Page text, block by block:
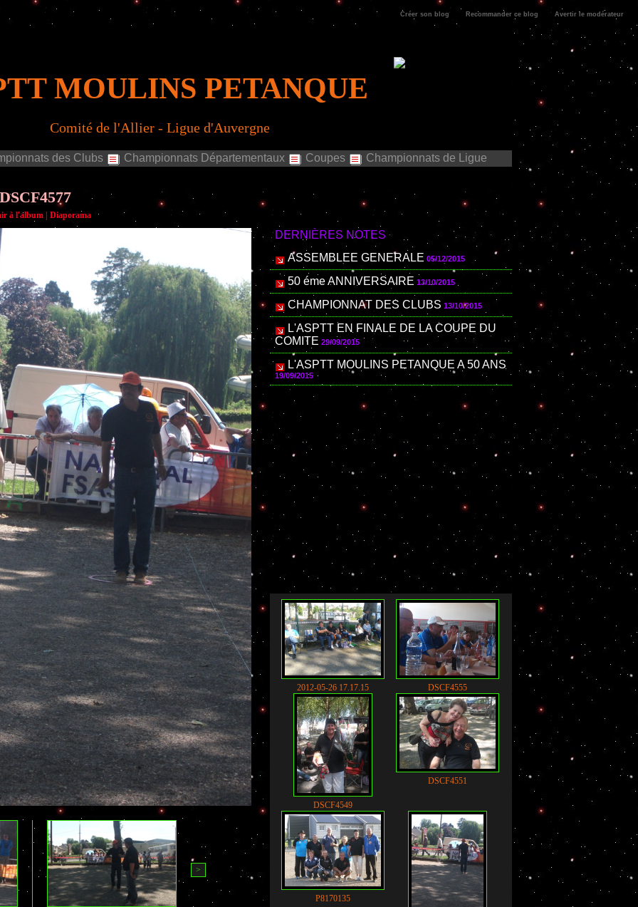
Créer son blog Recommander ce blog Avertir le modérateur
MOULINS PETANQUE
Comité de l'Allier - Ligue d'Auvergne
des Clubs Championnats Départementaux Coupes Championnats de Ligue
à l'album Diaporama
>
DERNIÈRES NOTES
ASSEMBLEE GENERALE 05/12/2015
50 éme ANNIVERSAIRE 13/10/2015
CHAMPIONNAT DES CLUBS 13/10/2015
L'ASPTT EN FINALE DE LA COUPE DU
COMITE 29/09/2015
L'ASPTT MOULINS PETANQUE A 50 ANS
19/09/2015
2012-05-26 17.17.15 DSCF4555
DSCF4549
DSCF4551
P8170135